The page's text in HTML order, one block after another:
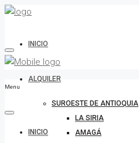
INICIO
ALQUILER
SUROESTE DE ANTIOQUIA
LA SIRIA
AMAGÁ
Menu
INICIO